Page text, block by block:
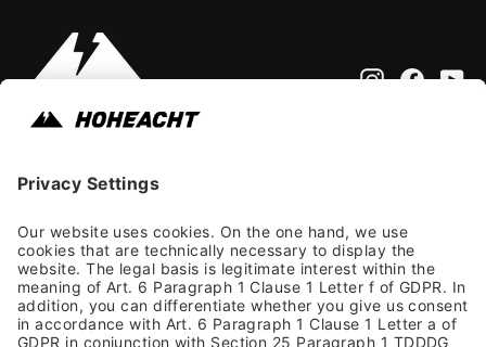
Instagram
Allgemeine Geschäftsbedingungen
Datenschutzhinweis
Barrierefreiheit